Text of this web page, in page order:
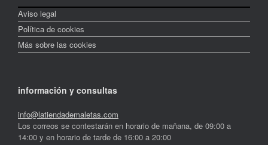
Aviso legal
Política de cookies
Más sobre las cookies
información y consultas
info@latiendademaletas.com
Los correos se contestarán en horario de mañana, de 09:00 a
14:00 y en horario de tarde de 16:00 a 20:00